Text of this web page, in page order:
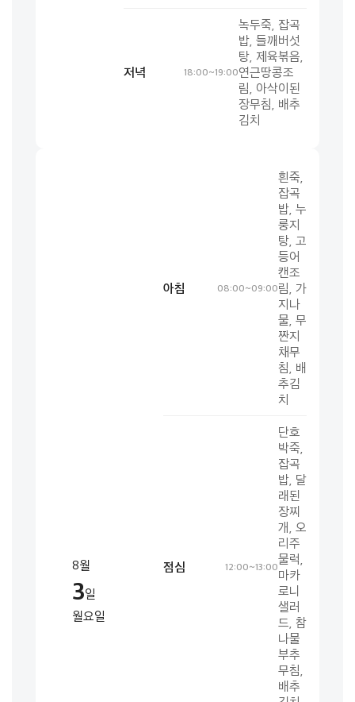
저녁 18:00~19:00
녹두죽, 잡곡
밥, 들깨버섯
탕, 제육볶음,
연근땅콩조
림, 아삭이된
장무침, 배추
김치
8월
3일
월요일
아침 08:00~09:00
흰죽,
잡곡
밥, 누
룽지
탕, 고
등어
캔조
림, 가
지나
물, 무
짠지
채무
침, 배
추김
치
점심 12:00~13:00
단호
박죽,
잡곡
밥, 달
래된
장찌
개, 오
리주
물럭,
마카
로니
샐러
드, 참
나물
부추
무침,
배추